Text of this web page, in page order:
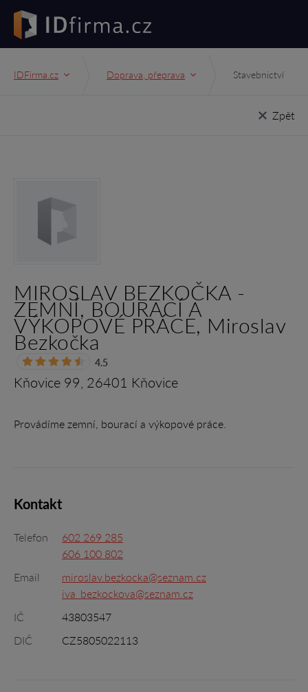
IDFirma.cz Doprava, přeprava Stavebnictví
Zpět
MIROSLAV BEZKOČKA -
ZEMNÍ, BOURACÍ A
VÝKOPOVÉ PRÁCE, Miroslav
Bezkočka
4.5
Kňovice 99, 26401 Kňovice
Provádíme zemní, bourací a výkopové práce.
Kontakt
Telefon
602 269 285
606 100 802
Email
miroslav.bezkocka@seznam.cz
iva_bezkockova@seznam.cz
IČ
43803547
DIČ
CZ5805022113